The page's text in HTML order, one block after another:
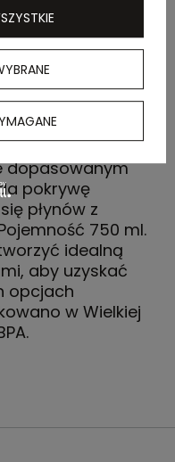
dopasowanym
pokrywę
płynów z
750 ml.
idealną
aby uzyskać
opcjach
w Wielkiej